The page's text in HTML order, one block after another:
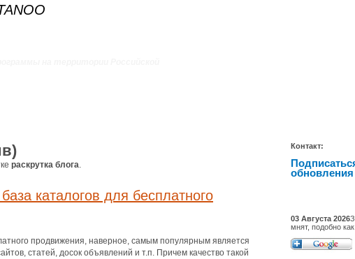
раскрутка блога.
каталогов для бесплатного
продвижения, наверное, самым популярным является
статей, досок объявлений и т.п. Причем качество такой
Контакт:
обновления
03 Августа 2026
мнят, подобно